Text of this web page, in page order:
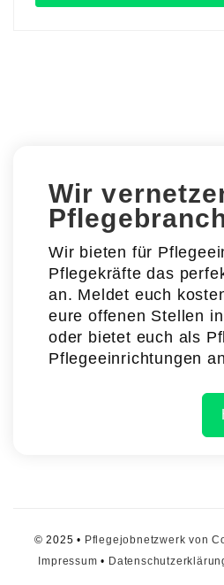
Wir
Wir bieten für
Pflegekräfte das
an. Meldet euch
eure offenen Stellen
oder bietet euch als
Pflegeeinrichtungen
© 2025 • Pflegejobnetzwerk von
Impressum •